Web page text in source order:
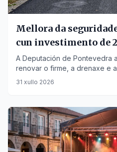
Mellora da
cun investimento de
A Deputación de Pontevedra
renovar o firme, a drenaxe e
estrada EP-8201.
31 xullo 2026